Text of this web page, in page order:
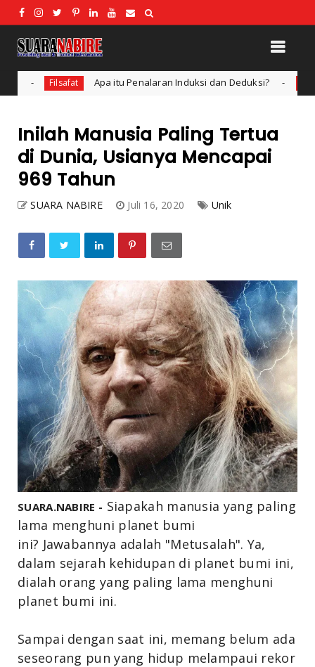
Apa itu Penalaran Induksi dan Deduksi? Pendidikan dan
Inilah Manusia Paling Tertua
di Dunia, Usianya Mencapai
969 Tahun
SUARA NABIRE Juli 16, 2020 Unik
SUARA.NABIRE - Siapakah manusia yang paling
lama menghuni planet bumi
ini? Jawabannya adalah "Metusalah". Ya,
dalam sejarah kehidupan di planet bumi ini,
dialah orang yang paling lama menghuni
planet bumi ini.
Sampai dengan saat ini, memang belum ada
seseorang pun yang hidup melampaui rekor